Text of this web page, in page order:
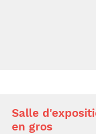
Salle
en gros